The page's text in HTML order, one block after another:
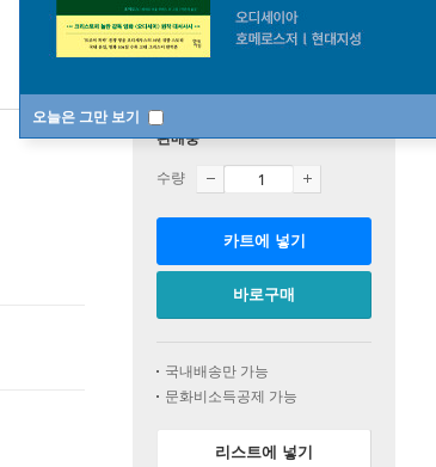
오늘은 그만 보기
판매중
수량
카트에 넣기
바로구매
국내배송만 가능
문화비소득공제 가능
리스트에 넣기